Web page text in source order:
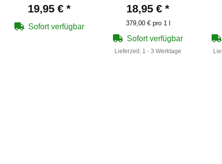
19,95 € *
Sofort verfügbar
18,95 € *
379,00 € pro 1 l
Sofort verfügbar
Lieferzeit: 1 - 3 Werktage